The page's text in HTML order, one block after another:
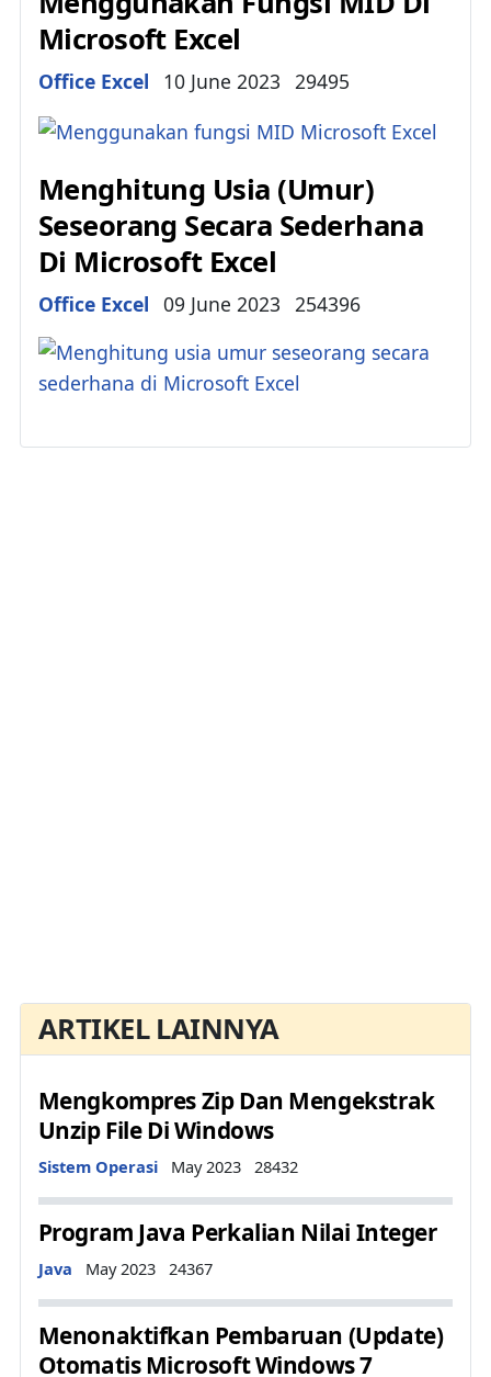
Microsoft Excel
Details
Office Excel 10 June 2023 29495
Menghitung Usia (Umur)
Seseorang Secara Sederhana
Di Microsoft Excel
Details
Office Excel 09 June 2023 254396
ARTIKEL LAINNYA
Mengkompres Zip Dan Mengekstrak
Unzip File Di Windows
Details
Sistem Operasi May 2023 28432
Program Java Perkalian Nilai Integer
Details
Java May 2023 24367
Menonaktifkan Pembaruan (Update)
Otomatis Microsoft Windows 7